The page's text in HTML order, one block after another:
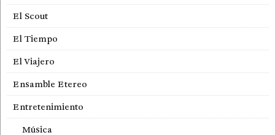
El Scout
El Tiempo
El Viajero
Ensamble Etereo
Entretenimiento
Música